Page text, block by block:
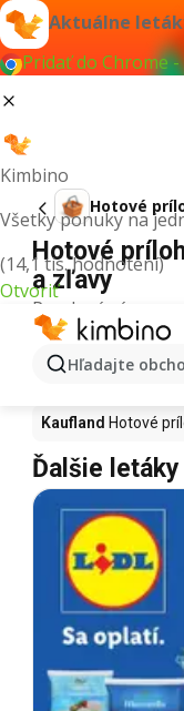
Aktuálne
Pridať do Chrome -
Kimbino
Všetky ponuky na
(14,1 tis. hodnotení)
Otvoriť
Hľadajte
Hotové
Hotové
a zľavy
Pre daný výraz
Hotové
Tesco Hotové prílohy
Kaufland Hotové
Ďalšie